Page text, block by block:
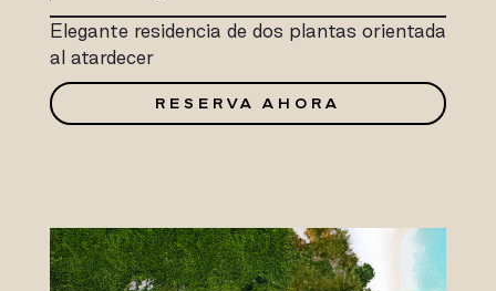
Elegante residencia de dos plantas orientada
al atardecer
RESERVA AHORA